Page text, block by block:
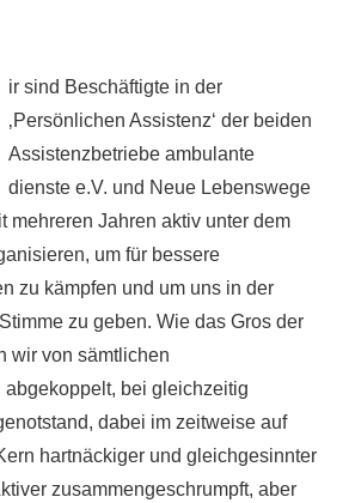
ir sind Beschäftigte in der
‚Persönlichen Assistenz‘ der beiden
Assistenzbetriebe ambulante
dienste e.V. und Neue Lebenswege
mehreren Jahren aktiv unter dem
um für bessere
zu kämpfen und um uns in der
zu geben. Wie das Gros der
wir von sämtlichen
abgekoppelt, bei gleichzeitig
dabei im zeitweise auf
hartnäckiger und gleichgesinnter
zusammengeschrumpft, aber